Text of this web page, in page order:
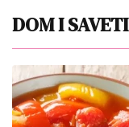
DOM I SAVETI